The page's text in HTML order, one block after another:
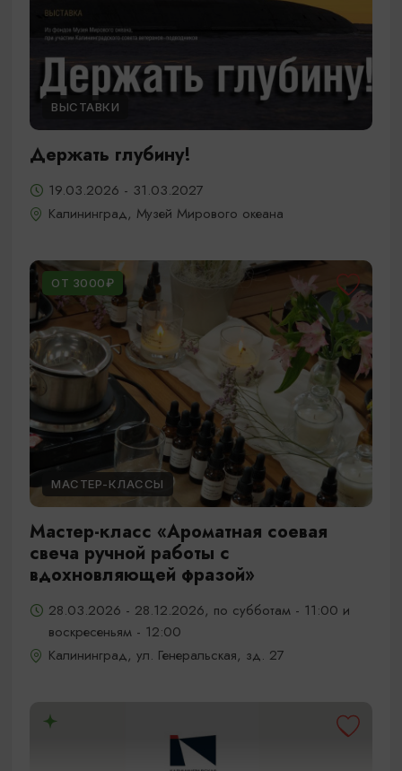
ВЫСТАВКИ
Держать глубину!
19.03.2026 - 31.03.2027
Калининград, Музей Мирового океана
ОТ 3000₽
МАСТЕР-КЛАССЫ
Мастер-класс «Ароматная соевая
свеча ручной работы с
вдохновляющей фразой»
28.03.2026 - 28.12.2026, по субботам - 11:00 и
воскресеньям - 12:00
Калининград, ул. Генеральская, зд. 27